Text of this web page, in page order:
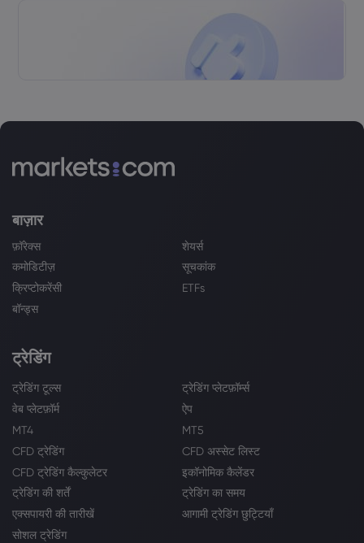
बाज़ार
फ़ॉरेक्स
शेयर्स
कमोडिटीज़
सूचकांक
क्रिप्टोकरेंसी
ETFs
बॉन्ड्स
ट्रेडिंग
ट्रेडिंग टूल्स
ट्रेडिंग प्लेटफ़ॉर्म्स
वेब प्लेटफ़ॉर्म
ऐप
MT4
MT5
CFD ट्रेडिंग
CFD अस्सेट लिस्ट
CFD ट्रेडिंग कैल्कुलेटर
इकॉनोमिक कैलेंडर
ट्रेडिंग की शर्तें
ट्रेडिंग का समय
एक्सपायरी की तारीखें
आगामी ट्रेडिंग छुट्टियाँ
सोशल ट्रेडिंग